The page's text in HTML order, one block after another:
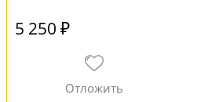
5 250 ₽